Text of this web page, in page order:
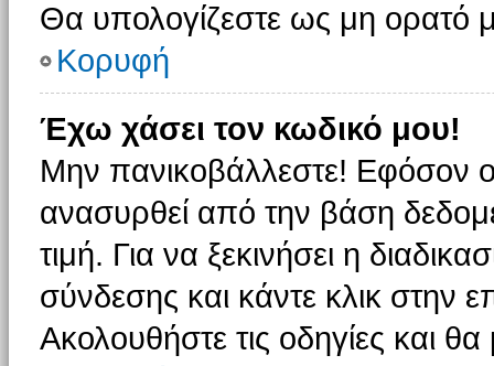
Θα υπολογίζεστε ως μη ορατό
Κορυφή
Έχω χάσει τον κωδικό μου!
Μην πανικοβάλλεστε! Εφόσον
ανασυρθεί από την βάση
τιμή. Για να ξεκινήσει η
σύνδεσης και κάντε κλικ στην
Ακολουθήστε τις οδηγίες και